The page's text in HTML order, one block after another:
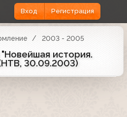
Вход Регистрация
2003 - 2005
история.
30.09.2003)